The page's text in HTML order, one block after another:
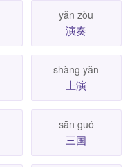
yăn zòu
演奏
shàng yăn
上演
sān guó
三国